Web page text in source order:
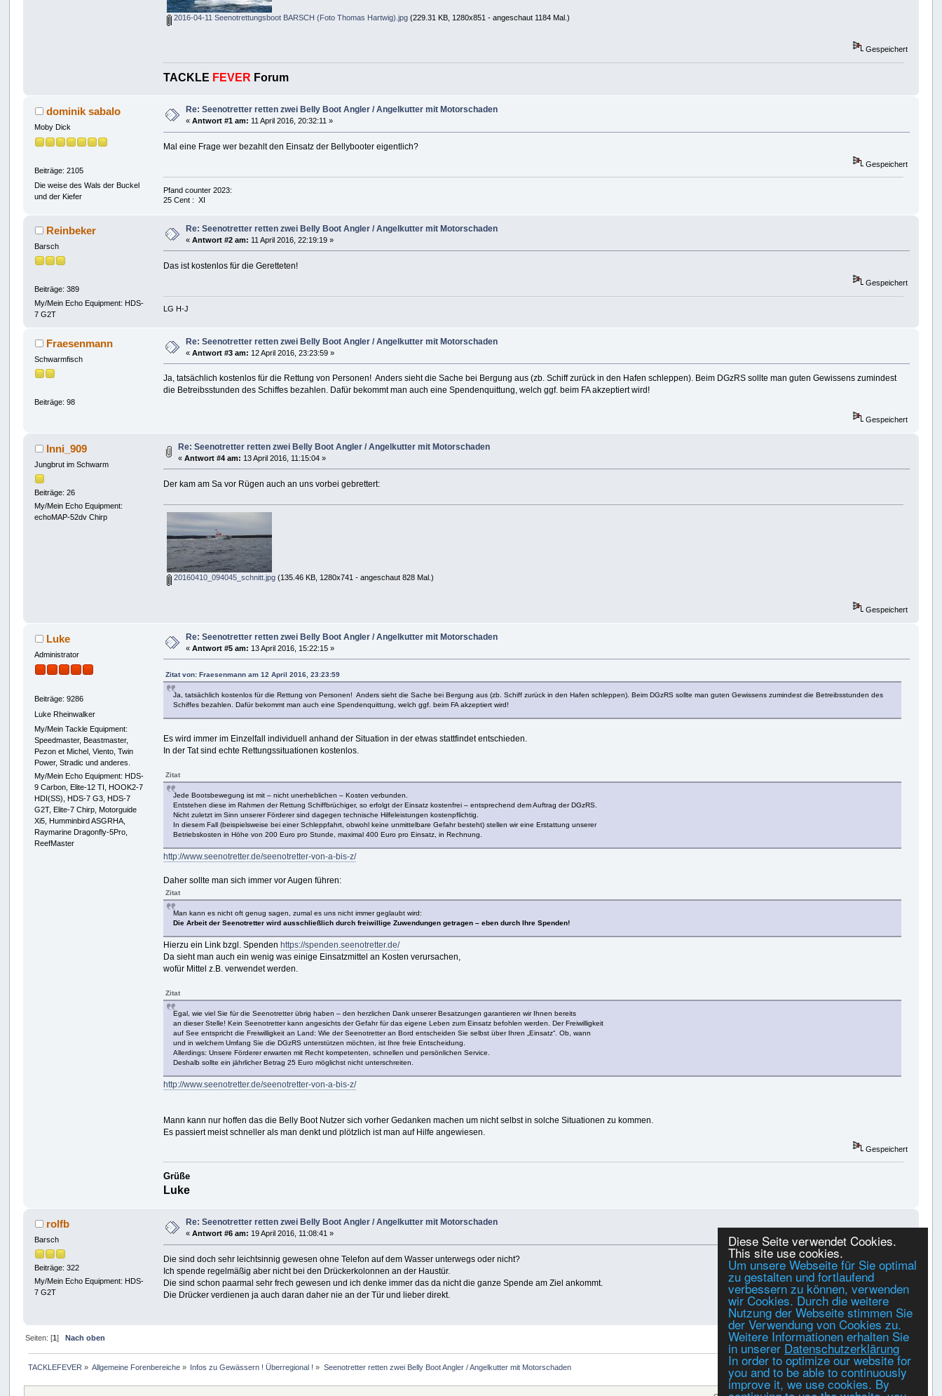
Diese Seite verwendet Cookies.
This site use cookies.
Um unsere Webseite für Sie optimal
zu gestalten und fortlaufend
verbessern zu können, verwenden
wir Cookies. Durch die weitere
Nutzung der Webseite stimmen Sie
der Verwendung von Cookies zu.
Weitere Informationen erhalten Sie
in unserer Datenschutzerklärung
In order to optimize our website for
you and to be able to continuously
improve it, we use cookies. By
2016-04-11 Seenotrettungsboot BARSCH (Foto Thomas Hartwig).jpg (229.31 KB, 1280x851 - angeschaut 1184 Mal.)
Gespeichert
TACKLE FEVER Forum
dominik sabalo
Moby Dick
Beiträge: 2105
Die weise des Wals der Buckel
und der Kiefer
Re: Seenotretter retten zwei Belly Boot Angler / Angelkutter mit Motorschaden
«Antwort #1 am: 11 April 2016, 20:32:11 »
Mal eine Frage wer bezahlt den Einsatz der Bellybooter eigentlich?
Gespeichert
Pfand counter 2023:
25 Cent : XI
Reinbeker
Barsch
Beiträge: 389
My/Mein Echo Equipment: HDS-
7 G2T
Re: Seenotretter retten zwei Belly Boot Angler / Angelkutter mit Motorschaden
«Antwort #2 am: 11 April 2016, 22:19:19 »
Das ist kostenlos für die Geretteten!
Gespeichert
LG H-J
Fraesenmann
Schwarmfisch
Beiträge: 98
Re: Seenotretter retten zwei Belly Boot Angler / Angelkutter mit Motorschaden
«Antwort #3 am: 12 April 2016, 23:23:59 »
Ja, tatsächlich kostenlos für die Rettung von Personen! Anders sieht die Sache bei Bergung aus (zb. Schiff zurück in den Hafen schleppen). Beim DGzRS sollte man guten Gewissens zumindest
die Betreibsstunden des Schiffes bezahlen. Dafür bekommt man auch eine Spendenquittung, welch ggf. beim FA akzeptiert wird!
Gespeichert
Inni_909
Jungbrut im Schwarm
Beiträge: 26
My/Mein Echo Equipment:
echoMAP-52dv Chirp
Re: Seenotretter retten zwei Belly Boot Angler / Angelkutter mit Motorschaden
«Antwort #4 am: 13 April 2016, 11:15:04 »
Der kam am Sa vor Rügen auch an uns vorbei gebrettert:
20160410_094045_schnitt.jpg (135.46 KB, 1280x741 - angeschaut 828 Mal.)
Gespeichert
Luke
Administrator
Beiträge: 9286
Luke Rheinwalker
My/Mein Tackle Equipment:
Speedmaster, Beastmaster,
Pezon et Michel, Viento, Twin
Power, Stradic und anderes.
My/Mein Echo Equipment: HDS-
9 Carbon, Elite-12 TI, HOOK2-7
HDI(SS), HDS-7 G3, HDS-7
G2T, Elite-7 Chirp, Motorguide
Xi5, Humminbird ASGRHA,
Raymarine Dragonfly-5Pro,
ReefMaster
Re: Seenotretter retten zwei Belly Boot Angler / Angelkutter mit Motorschaden
«Antwort #5 am: 13 April 2016, 15:22:15 »
Zitat von: Fraesenmann am 12 April 2016, 23:23:59
Ja, tatsächlich kostenlos für die Rettung von Personen! Anders sieht die Sache bei Bergung aus (zb. Schiff zurück in den Hafen schleppen). Beim DGzRS sollte man guten Gewissens zumindest die Betreibsstunden des
Schiffes bezahlen. Dafür bekommt man auch eine Spendenquittung, welch ggf. beim FA akzeptiert wird!
Es wird immer im Einzelfall individuell anhand der Situation in der etwas stattfindet entschieden.
In der Tat sind echte Rettungssituationen kostenlos.
Zitat
Jede Bootsbewegung ist mit – nicht unerheblichen – Kosten verbunden.
Entstehen diese im Rahmen der Rettung Schiffbrüchiger, so erfolgt der Einsatz kostenfrei – entsprechend dem Auftrag der DGzRS.
Nicht zuletzt im Sinn unserer Förderer sind dagegen technische Hilfeleistungen kostenpflichtig.
In diesem Fall (beispielsweise bei einer Schleppfahrt, obwohl keine unmittelbare Gefahr besteht) stellen wir eine Erstattung unserer
Betriebskosten in Höhe von 200 Euro pro Stunde, maximal 400 Euro pro Einsatz, in Rechnung.
http://www.seenotretter.de/seenotretter-von-a-bis-z/
Daher sollte man sich immer vor Augen führen:
Zitat
Man kann es nicht oft genug sagen, zumal es uns nicht immer geglaubt wird:
Die Arbeit der Seenotretter wird ausschließlich durch freiwillige Zuwendungen getragen – eben durch Ihre Spenden!
Hierzu ein Link bzgl. Spendenhttps://spenden.seenotretter.de/
Da sieht man auch ein wenig was einige Einsatzmittel an Kosten verursachen,
wofür Mittel z.B. verwendet werden.
Zitat
Egal, wie viel Sie für die Seenotretter übrig haben – den herzlichen Dank unserer Besatzungen garantieren wir Ihnen bereits
an dieser Stelle! Kein Seenotretter kann angesichts der Gefahr für das eigene Leben zum Einsatz befohlen werden. Der Freiwilligkeit
auf See entspricht die Freiwilligkeit an Land: Wie der Seenotretter an Bord entscheiden Sie selbst über Ihren „Einsatz“. Ob, wann
und in welchem Umfang Sie die DGzRS unterstützen möchten, ist Ihre freie Entscheidung.
Allerdings: Unsere Förderer erwarten mit Recht kompetenten, schnellen und persönlichen Service.
Deshalb sollte ein jährlicher Betrag 25 Euro möglichst nicht unterschreiten.
http://www.seenotretter.de/seenotretter-von-a-bis-z/
Mann kann nur hoffen das die Belly Boot Nutzer sich vorher Gedanken machen um nicht selbst in solche Situationen zu kommen.
Es passiert meist schneller als man denkt und plötzlich ist man auf Hilfe angewiesen.
Gespeichert
Grüße
Luke
rolfb
Barsch
Beiträge: 322
My/Mein Echo Equipment: HDS-
7 G2T
Re: Seenotretter retten zwei Belly Boot Angler / Angelkutter mit Motorschaden
«Antwort #6 am: 19 April 2016, 11:08:41 »
Die sind doch sehr leichtsinnig gewesen ohne Telefon auf dem Wasser unterwegs oder nicht?
Ich spende regelmäßig aber nicht bei den Drückerkolonnen an der Haustür.
Die sind schon paarmal sehr frech gewesen und ich denke immer das da nicht die ganze Spende am Ziel ankommt.
Die Drücker verdienen ja auch daran daher nie an der Tür und lieber direkt.
Gespeichert
DRUCKEN
Seiten: [1] Nach oben
TACKLEFEVER » Allgemeine Forenbereiche » Infos zu Gewässern ! Überregional ! » Seenotretter retten zwei Belly Boot Angler / Angelkutter mit Motorschaden